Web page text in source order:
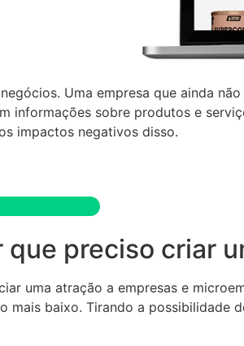
Uma empresa que ainda
sobre produtos e
impactos negativos disso.
preciso criar
uma atração a empresas e
baixo. Tirando a possibilidade